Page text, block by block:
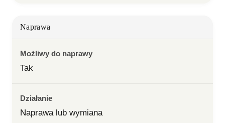
Naprawa
Możliwy do naprawy
Tak
Działanie
Naprawa lub wymiana